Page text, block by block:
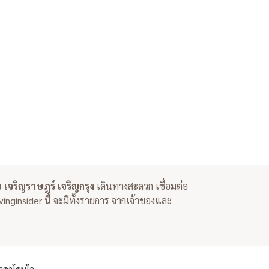
จริญราษฎร์ เจริญกรุง เดินทางสะดวก เชื่อมต่อ
นี้ จะมีทั้งรายการ จากเจ้าของและ